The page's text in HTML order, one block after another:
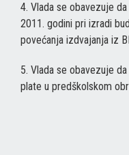
4. Vlada se obavezuje
2011. godini pri izradi
povećanja izdvajanja iz
5. Vlada se obavezuje
plate u predškolskom